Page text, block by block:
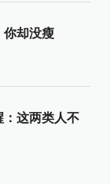
你却没瘦
：这两类人不